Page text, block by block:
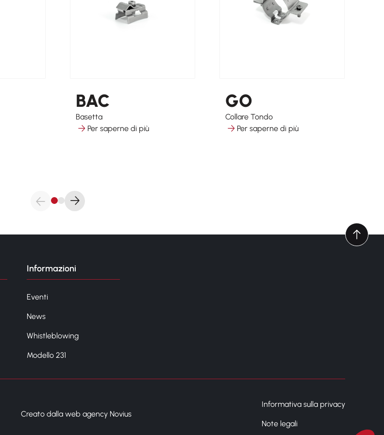
BAC
Basetta
Per saperne di più
GO
Collare Tondo
Per saperne di più
Informazioni
Eventi
News
Whistleblowing
Modello 231
Creato dalla web agency Novius
Informativa sulla privacy
Note legali